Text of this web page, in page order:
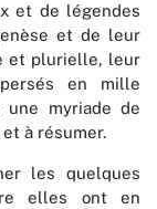
et de légendes
et de leur
et plurielle, leur
en mille
myriade de
à résumer.
les quelques
elles ont en